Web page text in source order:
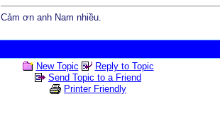
Cảm ơn anh Nam nhiều.
New Topic
Reply to Topic
Send Topic to a Friend
Printer Friendly